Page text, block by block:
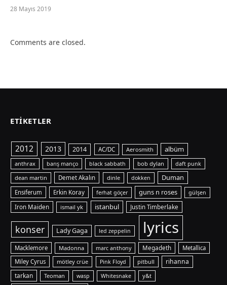
28 Mayıs 2019
Comments are closed.
ETIKETLER
2012 2013 2014 AC/DC Aerosmith albüm
anthrax barış manço black sabbath bob dylan daft punk
dean martin Demet Akalın dinle dokken Duman
Ensiferum Erkin Koray ferhat göçer guns n roses gülşen
Iron Maiden ismail yk istanbul Justin Timberlake
konser Lady Gaga led zeppelin lyrics
Macklemore Madonna marc anthony Megadeth
Metallica
Miley Cyrus
mötley crüe Pink Floyd pitbull rihanna
tarkan Teoman wasp Whitesnake y&t